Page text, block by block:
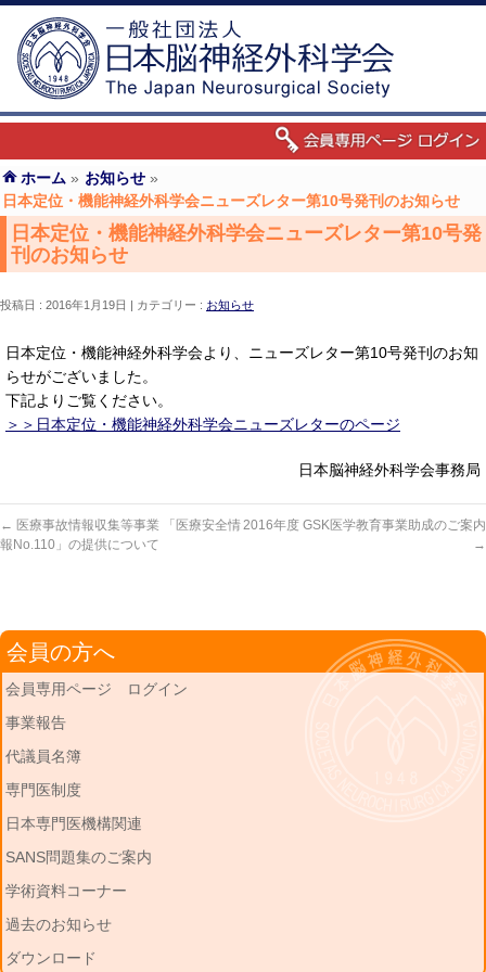
ホーム » お知らせ »
日本定位・機能神経外科学会ニューズレター第10号発刊のお知らせ
日本定位・機能神経外科学会ニューズレター第10号発
刊のお知らせ
投稿日 : 2016年1月19日 カテゴリー : お知らせ
日本定位・機能神経外科学会より、ニューズレター第10号発刊のお知
らせがございました。
下記よりご覧ください。
＞＞日本定位・機能神経外科学会ニューズレターのページ
日本脳神経外科学会事務局
← 医療事故情報収集等事業 「医療安全情
報No.110」の提供について
2016年度 GSK医学教育事業助成のご案内
→
会員の方へ
会員専用ページ ログイン
事業報告
代議員名簿
専門医制度
日本専門医機構関連
SANS問題集のご案内
学術資料コーナー
過去のお知らせ
ダウンロード